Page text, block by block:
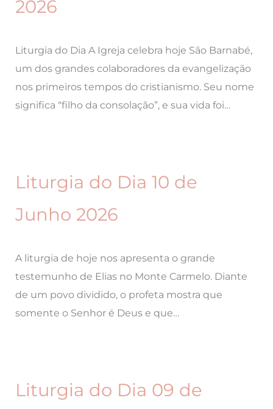
2026
Liturgia do Dia A Igreja celebra hoje São Barnabé,
um dos grandes colaboradores da evangelização
nos primeiros tempos do cristianismo. Seu nome
significa “filho da consolação”, e sua vida foi…
Liturgia do Dia 10 de
Junho 2026
A liturgia de hoje nos apresenta o grande
testemunho de Elias no Monte Carmelo. Diante
de um povo dividido, o profeta mostra que
somente o Senhor é Deus e que…
Liturgia do Dia 09 de